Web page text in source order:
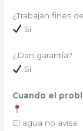
¿Trabajan fines
Sí.
¿Dan garantía?
Sí.
Cuando el
El agua no avisa.